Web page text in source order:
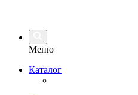
Меню
Каталог